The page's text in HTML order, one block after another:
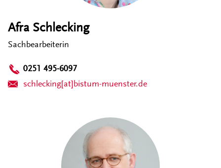
Afra Schlecking
Sachbearbeiterin
0251 495-6097
schlecking[at]bistum-muenster.de